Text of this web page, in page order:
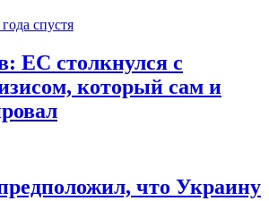
года спустя
ЕС столкнулся с
который сам и
что Украину